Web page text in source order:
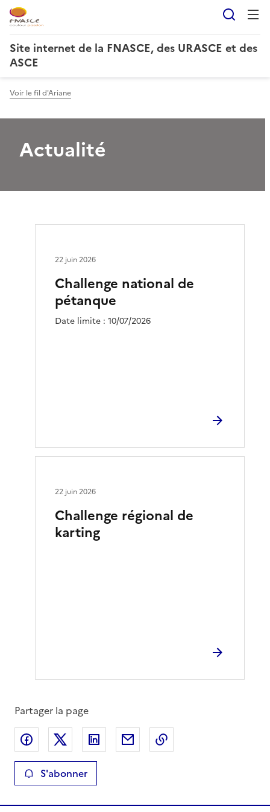
Site internet de la FNASCE, des URASCE et des
ASCE
Voir le fil d'Ariane
Actualité
Challenge national de
pétanque
Date limite : 10/07/2026
22 juin 2026
Challenge régional de
karting
22 juin 2026
Partager la page
Partager sur Facebook
Partager sur XPartager sur LinkedIn
Partager par email
S'abonner